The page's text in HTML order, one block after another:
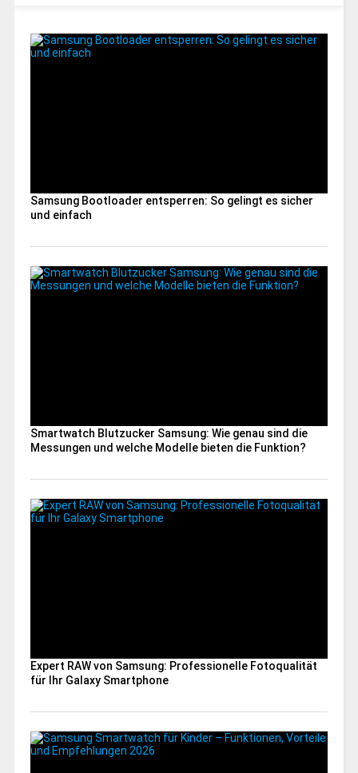
Samsung Bootloader entsperren: So gelingt es sicher
und einfach
Smartwatch Blutzucker Samsung: Wie genau sind die
Messungen und welche Modelle bieten die Funktion?
Expert RAW von Samsung: Professionelle Fotoqualität
für Ihr Galaxy Smartphone